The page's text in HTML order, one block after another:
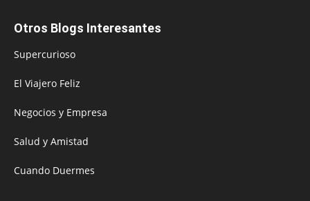
Otros Blogs Interesantes
Supercurioso
El Viajero Feliz
Negocios y Empresa
Salud y Amistad
Cuando Duermes